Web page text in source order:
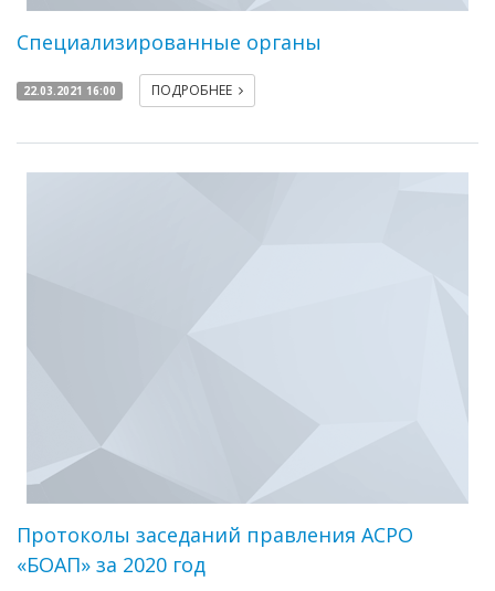
Специализированные органы
22.03.2021 16:00 ПОДРОБНЕЕ
Протоколы заседаний правления АСРО
«БОАП» за 2020 год